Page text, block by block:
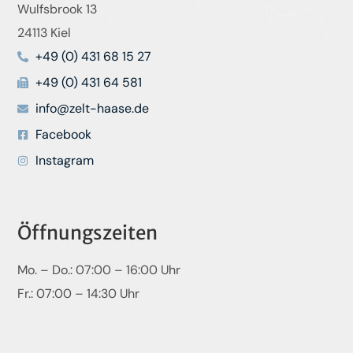
Wulfsbrook 13
24113 Kiel
+49 (0) 431 68 15 27
+49 (0) 431 64 581
info@zelt-haase.de
Facebook
Instagram
Öffnungszeiten
Mo. – Do.: 07:00 – 16:00 Uhr
Fr.: 07:00 – 14:30 Uhr